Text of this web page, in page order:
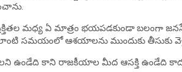
మధ్య ఏ మాత్రం భయపడకుండా బలంగా
సమయంలో ఆశయాలను ముందుకు తీసుకు
ఉండేది కాని రాజకీయాల మీద ఆసక్తి ఉండేది